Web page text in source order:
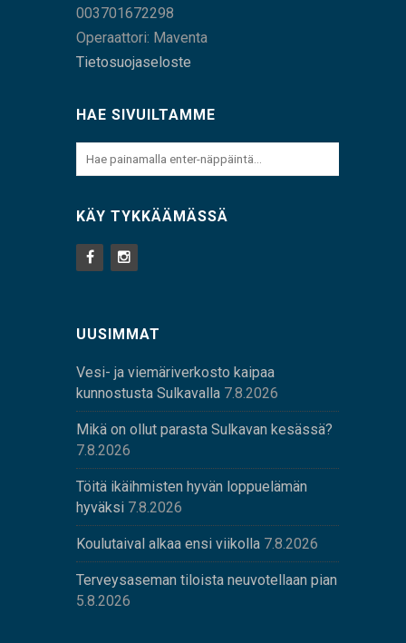
003701672298
Operaattori: Maventa
Tietosuojaseloste
HAE SIVUILTAMME
KÄY TYKKÄÄMÄSSÄ
UUSIMMAT
Vesi- ja viemäriverkosto kaipaa
kunnostusta Sulkavalla 7.8.2026
Mikä on ollut parasta Sulkavan kesässä?
7.8.2026
Töitä ikäihmisten hyvän loppuelämän
hyväksi 7.8.2026
Koulutaival alkaa ensi viikolla 7.8.2026
Terveysaseman tiloista neuvotellaan pian
5.8.2026